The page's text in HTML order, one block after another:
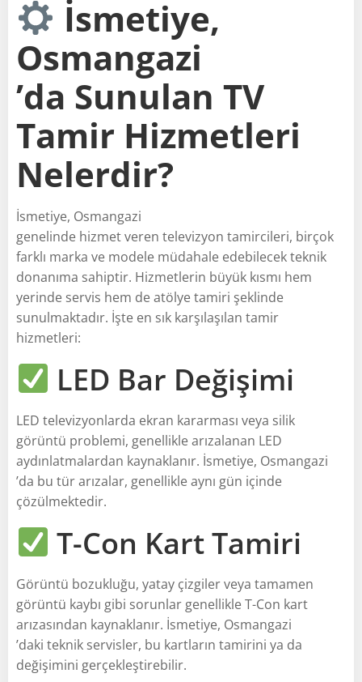
İsmetiye,
Osmangazi
’da Sunulan TV
Tamir Hizmetleri
Nelerdir?
İsmetiye, Osmangazi
genelinde hizmet veren televizyon tamircileri, birçok
farklı marka ve modele müdahale edebilecek teknik
donanıma sahiptir. Hizmetlerin büyük kısmı hem
yerinde servis hem de atölye tamiri şeklinde
sunulmaktadır. İşte en sık karşılaşılan tamir
hizmetleri:
LED Bar Değişimi
LED televizyonlarda ekran kararması veya silik
görüntü problemi, genellikle arızalanan LED
aydınlatmalardan kaynaklanır. İsmetiye, Osmangazi
’da bu tür arızalar, genellikle aynı gün içinde
çözülmektedir.
T-Con Kart Tamiri
Görüntü bozukluğu, yatay çizgiler veya tamamen
görüntü kaybı gibi sorunlar genellikle T-Con kart
arızasından kaynaklanır. İsmetiye, Osmangazi
’daki teknik servisler, bu kartların tamirini ya da
değişimini gerçekleştirebilir.